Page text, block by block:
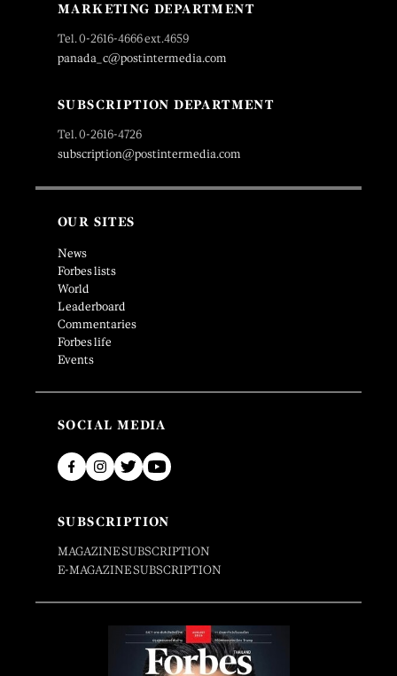
MARKETING DEPARTMENT
Tel. 0-2616-4666 ext.4659
panada_c@postintermedia.com
SUBSCRIPTION DEPARTMENT
Tel. 0-2616-4726
subscription@postintermedia.com
OUR SITES
News
Forbes lists
World
Leaderboard
Commentaries
Forbes life
Events
SOCIAL MEDIA
SUBSCRIPTION
MAGAZINE SUBSCRIPTION
E-MAGAZINE SUBSCRIPTION